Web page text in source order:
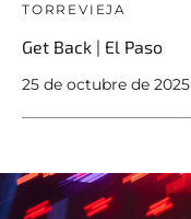
TORREVIEJA
Get Back | El Paso
25 de octubre de 2025